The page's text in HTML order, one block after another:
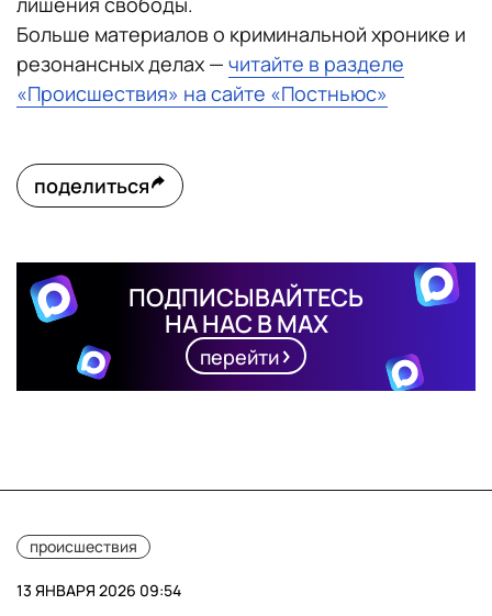
Больше материалов о криминальной хронике и
резонансных делах — читайте в разделе
«Происшествия» на сайте «Постньюс»
поделиться
ПОДПИСЫВАЙТЕСЬ
НА НАС В MAX
перейти
происшествия
13 ЯНВАРЯ 2026 09:54